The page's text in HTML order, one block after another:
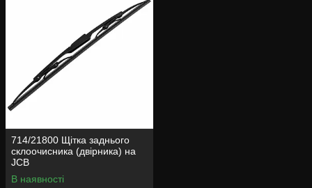
714/21800 Щітка заднього
склоочисника (двірника) на
JCB
В наявності